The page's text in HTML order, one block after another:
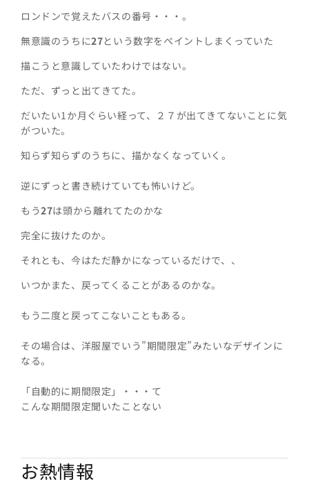
ロンドンで覚えたバスの番号・・・。
無意識のうちに27という数字をペイントしまくっていた
描こうと意識していたわけではない。
ただ、ずっと出てきてた。
だいたい1か月ぐらい経って、２７が出てきてないことに気
がついた。
知らず知らずのうちに、描かなくなっていく。
逆にずっと書き続けていても怖いけど。
もう27は頭から離れてたのかな
完全に抜けたのか。
それとも、今はただ静かになっているだけで、、
いつかまた、戻ってくることがあるのかな。
もう二度と戻ってこないこともある。
その場合は、洋服屋でいう”期間限定”みたいなデザインに
なる。
「自動的に期間限定」・・・て
こんな期間限定聞いたことない
お熱情報